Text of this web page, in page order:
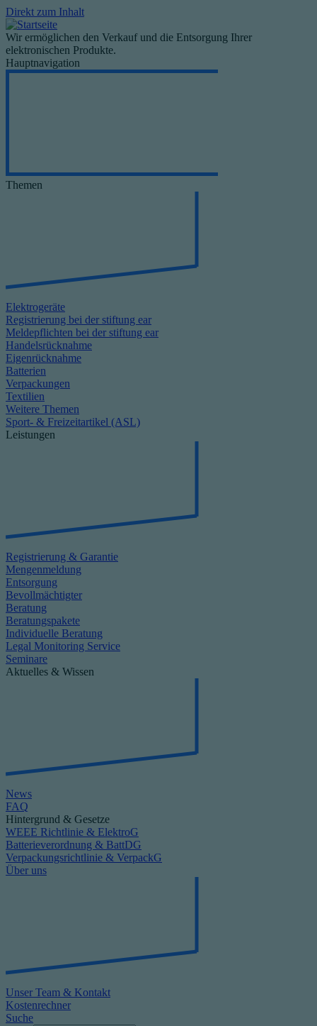
Direkt zum Inhalt
Wir ermöglichen den Verkauf und die Entsorgung Ihrer
elektronischen Produkte.
Hauptnavigation
Themen
Elektrogeräte
Registrierung bei der stiftung ear
Meldepflichten bei der stiftung ear
Handelsrücknahme
Eigenrücknahme
Batterien
Verpackungen
Textilien
Weitere Themen
Sport- & Freizeitartikel (ASL)
Leistungen
Registrierung & Garantie
Mengenmeldung
Entsorgung
Bevollmächtigter
Beratung
Beratungspakete
Individuelle Beratung
Legal Monitoring Service
Seminare
Aktuelles & Wissen
News
FAQ
Hintergrund & Gesetze
WEEE Richtlinie & ElektroG
Batterieverordnung & BattDG
Verpackungsrichtlinie & VerpackG
Über uns
Unser Team & Kontakt
Kostenrechner
Suche